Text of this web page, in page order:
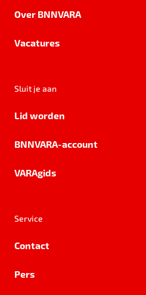
Over BNNVARA
Vacatures
Sluit je aan
Lid worden
BNNVARA-account
VARAgids
Service
Contact
Pers